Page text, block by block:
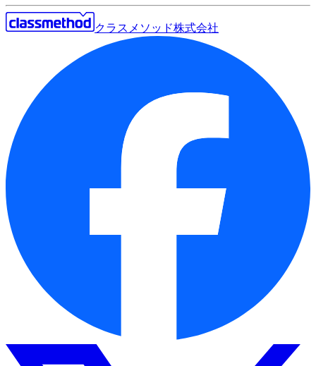
クラスメソッド株式会社